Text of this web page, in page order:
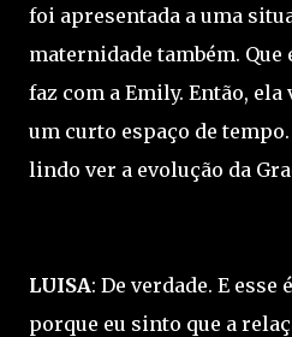
foi apresentada a uma
maternidade também.
faz com a Emily. Então,
um curto espaço de
lindo ver a evolução da
LUISA: De verdade. E
porque eu sinto que a